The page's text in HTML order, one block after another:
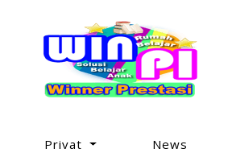
Privat News